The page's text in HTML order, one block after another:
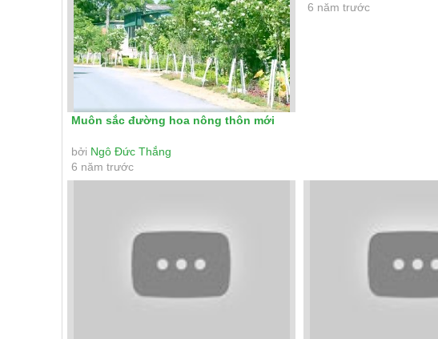
Muôn sắc đường hoa nông thôn mới
bởi Ngô Đức Thắng
6 năm trước
6 năm trước